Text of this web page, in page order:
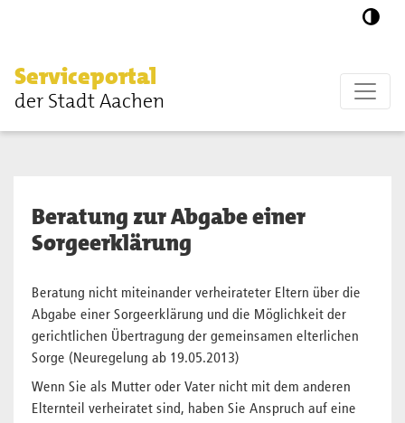
Serviceportal
der Stadt Aachen
Beratung zur Abgabe einer
Sorgeerklärung
Beratung nicht miteinander verheirateter Eltern über die
Abgabe einer Sorgeerklärung und die Möglichkeit der
gerichtlichen Übertragung der gemeinsamen elterlichen
Sorge (Neuregelung ab 19.05.2013)
Wenn Sie als Mutter oder Vater nicht mit dem anderen
Elternteil verheiratet sind, haben Sie Anspruch auf eine